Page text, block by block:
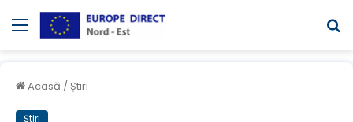
Meniul
Acasă / Știri
Știri